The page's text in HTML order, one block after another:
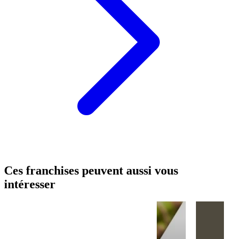
Ces franchises peuvent aussi vous
intéresser